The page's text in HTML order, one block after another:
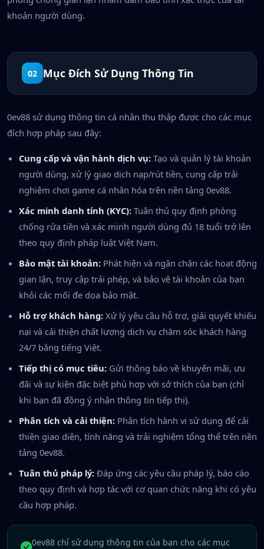
khoản người dùng.
02 Mục Đích Sử Dụng Thông Tin
0ev88 sử dụng thông tin cá nhân thu thập được cho các mục
đích hợp pháp sau đây:
Cung cấp và vận hành dịch vụ: Tạo và quản lý tài khoản
người dùng, xử lý giao dịch nạp/rút tiền, cung cấp trải
nghiệm chơi game cá nhân hóa trên nền tảng 0ev88.
Xác minh danh tính (KYC): Tuân thủ quy định phòng
chống rửa tiền và xác minh người dùng đủ 18 tuổi trở lên
theo quy định pháp luật Việt Nam.
Bảo mật tài khoản: Phát hiện và ngăn chặn các hoạt động
gian lận, truy cập trái phép, và bảo vệ tài khoản của bạn
khỏi các mối đe dọa bảo mật.
Hỗ trợ khách hàng: Xử lý yêu cầu hỗ trợ, giải quyết khiếu
nại và cải thiện chất lượng dịch vụ chăm sóc khách hàng
24/7 bằng tiếng Việt.
Tiếp thị có mục tiêu: Gửi thông báo về khuyến mãi, ưu
đãi và sự kiện đặc biệt phù hợp với sở thích của bạn (chỉ
khi bạn đã đồng ý nhận thông tin tiếp thị).
Phân tích và cải thiện: Phân tích hành vi sử dụng để cải
thiện giao diện, tính năng và trải nghiệm tổng thể trên nền
tảng 0ev88.
Tuân thủ pháp lý: Đáp ứng các yêu cầu pháp lý, báo cáo
theo quy định và hợp tác với cơ quan chức năng khi có yêu
cầu hợp pháp.
0ev88 chỉ sử dụng thông tin của bạn cho các mục